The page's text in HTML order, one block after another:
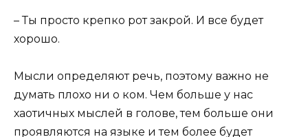
– Ты просто крепко рот закрой. И все будет
хорошо.
Мысли определяют речь, поэтому важно не
думать плохо ни о ком. Чем больше у нас
хаотичных мыслей в голове, тем больше они
проявляются на языке и тем более будет